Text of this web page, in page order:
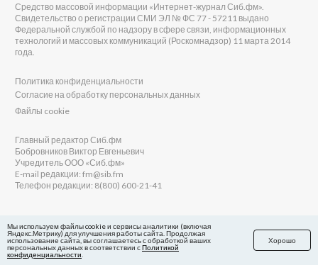
Средство массовой информации «Интернет-журнал Сиб.фм».
Свидетельство о регистрации СМИ ЭЛ № ФС 77 - 57211 выдано
Федеральной службой по надзору в сфере связи, информационных
технологий и массовых коммуникаций (Роскомнадзор) 11 марта 2014
года.
Политика конфиденциальности
Согласие на обработку персональных данных
Файлы cookie
Главный редактор Сиб.фм
Бобровников Виктор Евгеньевич
Учредитель ООО «Сиб.фм»
E-mail редакции: fm@sib.fm
Телефон редакции: 8(800) 600-21-41
Сайт разработан и поддерживается Технодзен
Мы используем файлы cookie и сервисы аналитики (включая
Яндекс.Метрику) для улучшения работы сайта. Продолжая
использование сайта, вы соглашаетесь с обработкой ваших
персональных данных в соответствии сПолитикой
конфиденциальности
Хорошо